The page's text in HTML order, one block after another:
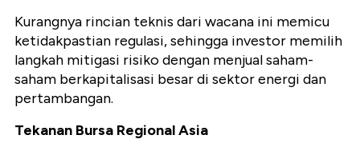
Kurangnya rincian teknis dari wacana ini memicu
ketidakpastian regulasi, sehingga investor memilih
langkah mitigasi risiko dengan menjual saham-
saham berkapitalisasi besar di sektor energi dan
pertambangan.
Tekanan Bursa Regional Asia